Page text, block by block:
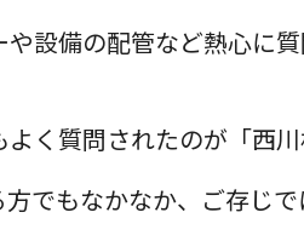
や設備の配管など熱心に
く質問されたのが「西
でもなかなか、ご存じで